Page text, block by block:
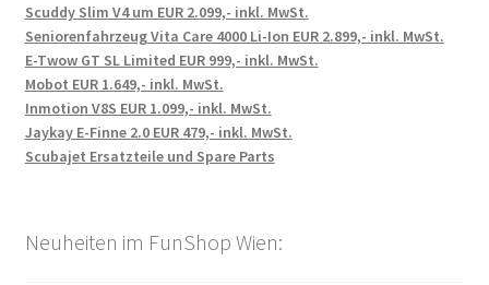
Scuddy Slim V4 um EUR 2.099,- inkl. MwSt.
Seniorenfahrzeug Vita Care 4000 Li-Ion EUR 2.899,- inkl. MwSt.
E-Twow GT SL Limited EUR 999,- inkl. MwSt.
Mobot EUR 1.649,- inkl. MwSt.
Inmotion V8S EUR 1.099,- inkl. MwSt.
Jaykay E-Finne 2.0 EUR 479,- inkl. MwSt.
Scubajet Ersatzteile und Spare Parts
Neuheiten im FunShop Wien: